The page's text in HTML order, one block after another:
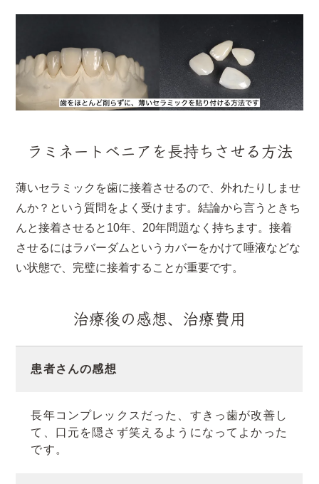
ラミネートベニアを長持ちさせる方法
薄いセラミックを歯に接着させるので、外れたりしませ
んか？という質問をよく受けます。結論から言うときち
んと接着させると10年、20年問題なく持ちます。接着
させるにはラバーダムというカバーをかけて唾液などな
い状態で、完璧に接着することが重要です。
治療後の感想、治療費用
患者さんの感想
長年コンプレックスだった、すきっ歯が改善し
て、口元を隠さず笑えるようになってよかった
です。